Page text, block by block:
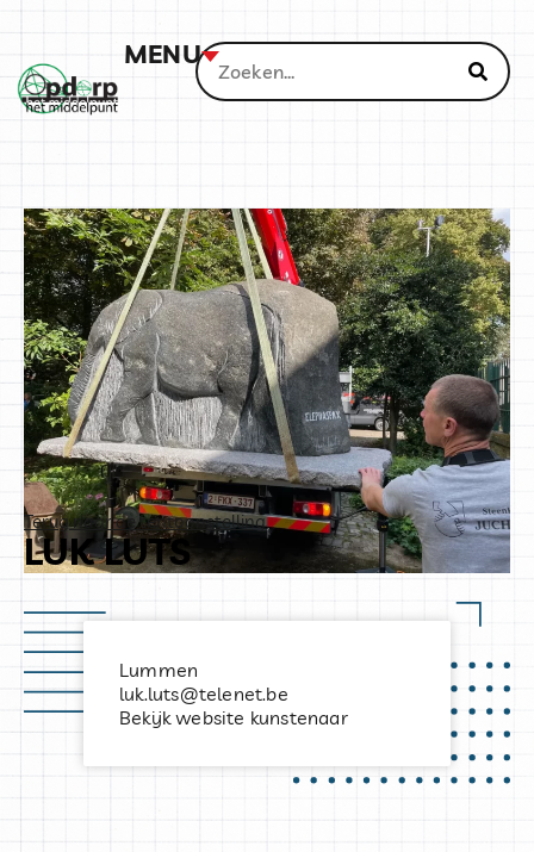
MENU
Terug naar de tentoonstelling
LUK LUTS
Lummen
luk.luts@telenet.be
Bekijk website kunstenaar